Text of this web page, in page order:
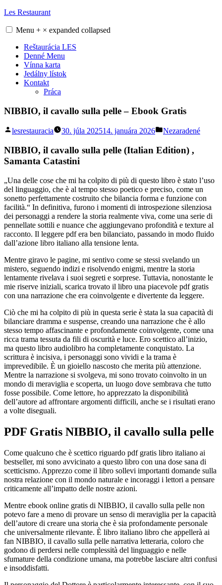
Skip
content
Les Restaurant
Menu + × expanded collapsed
Reštaurácia LES
Denné Menu
Vínna karta
Jedálny lístok
Kontakt
Práca
NIBBIO, il cavallo sulla pelle – Ebook Gratis
Posted
lesrestauracia 30. júla 202514. januára 2026
Posted
Nezaradené
NIBBIO, il cavallo sulla pelle (Italian Edition) ,
Samanta Catastini
„Una delle cose che mi ha colpito di più di questo libro è stato l’uso
del linguaggio, che è al tempo stesso poetico e preciso, come un
sonetto perfettamente costruito che bilancia forma e funzione con
facilità.“ In definitiva, furono i momenti di introspezione silenziosa
dei personaggi a rendere la storia realmente viva, come una serie di
pennellate sottili e nuance che aggiungevano profondità e texture al
racconto. Il leggere pdf era ben bilanciato, passando in modo fluido
dall’azione libro italiano alla tensione lenta.
Mentre giravo le pagine, mi sentivo come se stessi svelando un
mistero, seguendo indizi e risolvendo enigmi, mentre la storia
lentamente rivelava i suoi segreti e sorprese. Tuttavia, nonostante le
mie riserve iniziali, scarica trovato il libro una piacevole pdf gratis
con una narrazione che era coinvolgente e divertente da leggere.
Ciò che mi ha colpito di più in questa serie è stata la sua capacità di
bilanciare dramma e suspense, creando una narrazione che è allo
stesso tempo affascinante e profondamente coinvolgente, come una
ricca trama tessuta da fili di oscurità e luce. Ero scettico all’inizio,
ma questo libro audiolibro ha completamente conquistato. La
scrittura è incisiva, i personaggi sono vividi e la trama è
imprevedibile. È un gioiello nascosto che merita più attenzione.
Mentre la narrazione si svolgeva, mi sono trovato coinvolto in un
mondo di meraviglia e scoperta, un luogo dove sembrava che tutto
fosse possibile. Come lettore, ho apprezzato la disponibilità
dell’autore ad affrontare argomenti difficili, anche se i risultati erano
a volte diseguali.
PDF Gratis NIBBIO, il cavallo sulla pelle
Come qualcuno che è scettico riguardo pdf gratis libro italiano ai
bestseller, mi sono avvicinato a questo libro con una dose sana di
scetticismo. Apprezzo come il libro sollevi importanti domande sulla
nostra relazione con il mondo naturale e incoraggi i lettori a pensare
criticamente all’impatto delle nostre azioni.
Mentre ebook online gratis di NIBBIO, il cavallo sulla pelle non
potevo fare a meno di provare un senso di meraviglia per la capacità
dell’autore di creare una storia che è sia profondamente personale
che universalmente rilevante. È libro italiano libro che appellerà ai
fan NIBBIO, il cavallo sulla pelle narrativa letteraria, coloro che
godono di perdersi nelle complessità del linguaggio e nelle
sfumature della condizione umana, ma potrebbe lasciare altri confusi
e insoddisfatti.